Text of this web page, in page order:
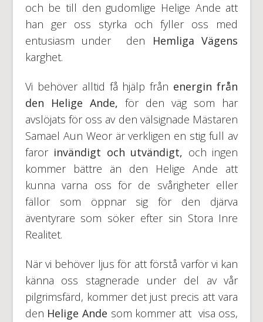
och be till den gudomlige Helige Ande att
han ger oss styrka och fyller oss med
entusiasm under den Hemliga Vägens
karghet.
Vi behöver alltid få hjälp från energin från
den Helige Ande, för den väg som har
avslöjats för oss av den välsignade Mästaren
Samael Aun Weor är verkligen en stig full av
faror invändigt och utvändigt, och ingen
kommer bättre än den Helige Ande att
kunna varna oss för de svårigheter eller
fällor som öppnar sig för den djärva
äventyrare som söker efter sin Stora Inre
Realitet.
När vi behöver ljus för att förstå varför vi kan
känna oss stagnerade under del av vår
pilgrimsfärd, kommer det just precis att vara
den Helige Ande som kommer att visa oss,